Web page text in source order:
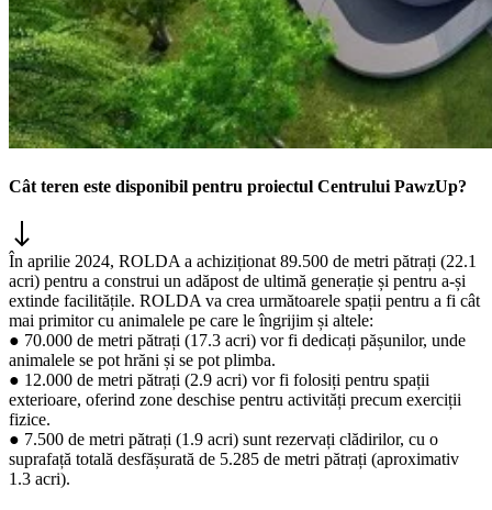
Cât teren este disponibil pentru proiectul Centrului PawzUp?
În aprilie 2024, ROLDA a achiziționat 89.500 de metri pătrați (22.1
acri) pentru a construi un adăpost de ultimă generație și pentru a-și
extinde facilitățile. ROLDA va crea următoarele spații pentru a fi cât
mai primitor cu animalele pe care le îngrijim și altele:
● 70.000 de metri pătrați (17.3 acri) vor fi dedicați pășunilor, unde
animalele se pot hrăni și se pot plimba.
● 12.000 de metri pătrați (2.9 acri) vor fi folosiți pentru spații
exterioare, oferind zone deschise pentru activități precum exerciții
fizice.
● 7.500 de metri pătrați (1.9 acri) sunt rezervați clădirilor, cu o
suprafață totală desfășurată de 5.285 de metri pătrați (aproximativ
1.3 acri).